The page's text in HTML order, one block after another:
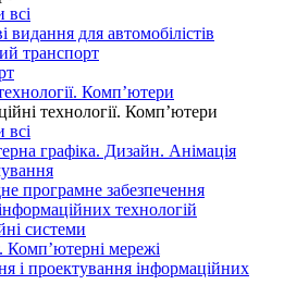
всі
видання для автомобілістів
транспорт
Комп’ютери
технології. Комп’ютери
всі
графіка. Дизайн. Анімація
програмне забезпечення
технологій
системи
Комп’ютерні мережі
і проектування інформаційних